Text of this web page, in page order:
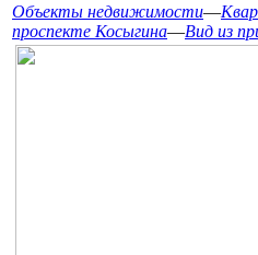
Объекты недвижимости—
проспекте Косыгина—Вид из